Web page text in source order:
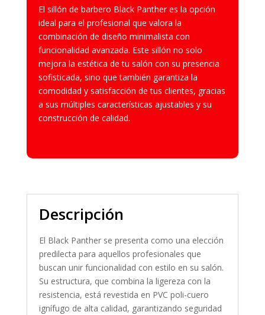
El sillón de barbero Black Panther es la opción
ideal para el profesional que valora la
combinación de diseño minimalista con
funcionalidad avanzada. Este sillón no solo
mejora la estética de tu salón con su presencia
sofisticada, sino que también garantiza la
comodidad y satisfacción de tus clientes, gracias
a sus múltiples características ajustables y su
construcción de calidad.
Descripción
El Black Panther se presenta como una elección
predilecta para aquellos profesionales que
buscan unir funcionalidad con estilo en su salón.
Su estructura, que combina la ligereza con la
resistencia, está revestida en PVC poli-cuero
ignífugo de alta calidad, garantizando seguridad